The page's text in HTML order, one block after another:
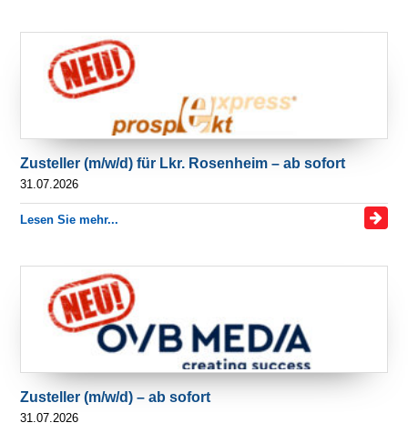
Zusteller (m/w/d) für Lkr. Rosenheim – ab sofort
31.07.2026
Lesen Sie mehr...
Zusteller (m/w/d) – ab sofort
31.07.2026